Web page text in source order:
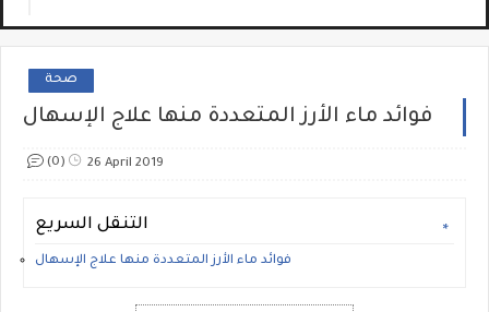
صحة
فوائد ماء الأرز المتعددة منها علاج الإسهال
26 April 2019
(0)
التنقل السريع
فوائد ماء الأرز المتعددة منها علاج الإسهال